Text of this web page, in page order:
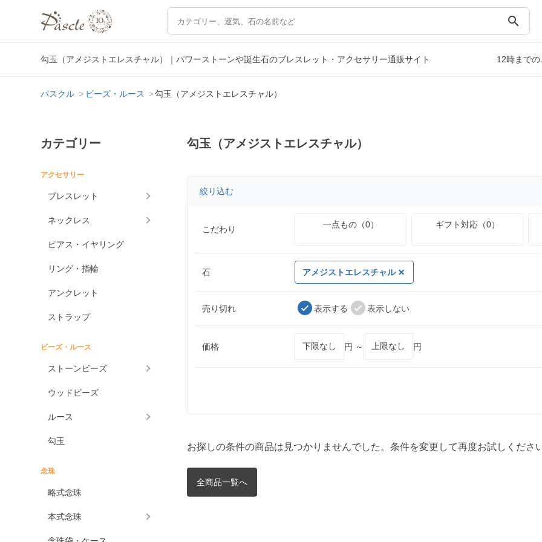
search
勾玉（アメジストエレスチャル）｜パワーストーンや誕生石のブレスレット・アクセサリー通販サイト 12時まで
パスクル ビーズ・ルース 勾玉（アメジストエレスチャル）
カテゴリー
アクセサリー
ブレスレット
ネックレス
ピアス・イヤリング
リング・指輪
アンクレット
ストラップ
ビーズ・ルース
ストーンビーズ
ウッドビーズ
ルース
勾玉
念珠
略式念珠
本式念珠
勾玉（アメジストエレスチャル）
絞り込む
こだわり 一点もの（0） ギフト対応（0）
石 アメジストエレスチャル
売り切れ 表示する 表示しない
価格 円 ～ 円
お探しの条件の商品は見つかりませんでした。条件を変更して再度お試しください
全商品一覧へ